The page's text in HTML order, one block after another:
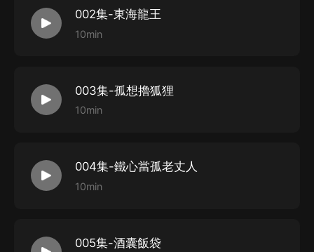
【作者】憨憨清河，網絡作者
【主播】風途、鹿平、文亞等
002集-東海龍王
10min
003集-孤想擼狐狸
10min
004集-鐵心當孤老丈人
10min
005集-酒囊飯袋